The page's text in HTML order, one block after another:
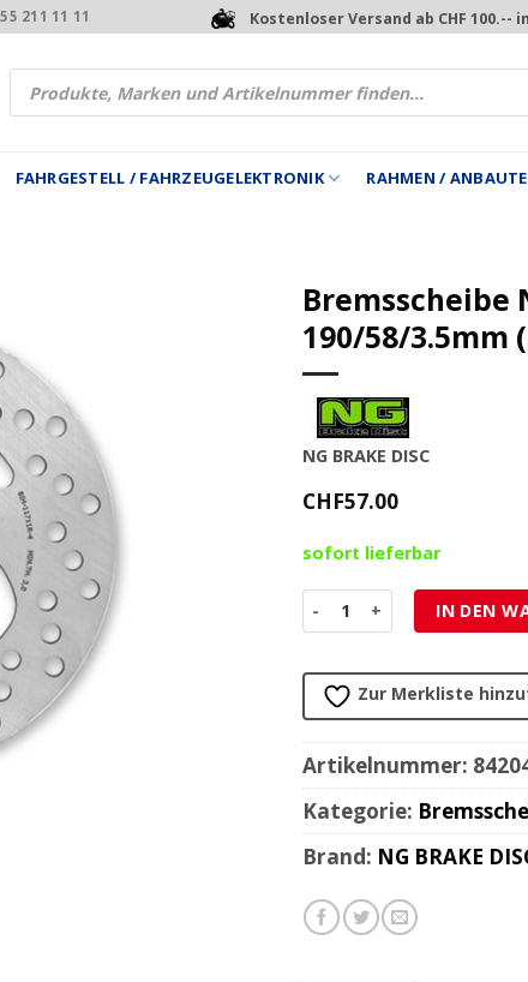
211 11 11 Kostenloser Versand ab CHF 100.--
Products
search
FAHRGESTELL / FAHRZEUGELEKTRONIK RAHMEN /
Bremsscheibe
190/58/3.5mm
NG BRAKE DISC
CHF57.00
sofort lieferbar
Bremsscheibe NG Brake
IN DEN
Zur Merkliste
Artikelnummer:
Kategorie:
Brand: NG BRAKE